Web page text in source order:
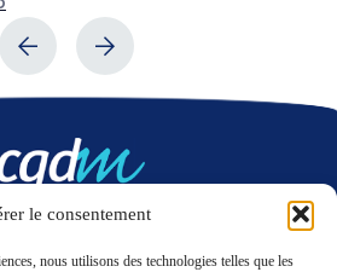
le consentement
nous utilisons des technologies telles que les